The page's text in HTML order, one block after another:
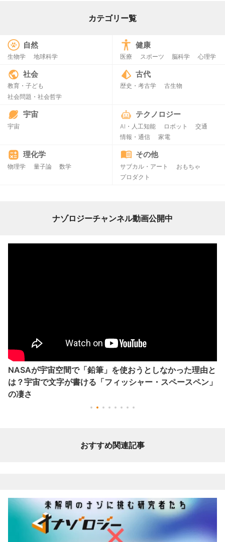
カテゴリー覧
自然
生物学 地球科学
健康
医療 スポーツ 脳科学 心理学
社会
教育・子ども
社会問題・社会哲学
古代
歴史・考古学 古生物
宇宙
宇宙
テクノロジー
AI・人工知能 ロボット
交通
情報・通信
家電
理化学
物理学 量子論 数学
その他
サブカル・アート
おもちゃ
プロダクト
ナゾロジーチャンネル動画公開中
NASAが宇宙空間で「鉛筆」を使おうとしなかった理由と
は？宇宙で文字が書ける「フィッシャー・スペースペン」
の凄さ
おすすめ関連記事